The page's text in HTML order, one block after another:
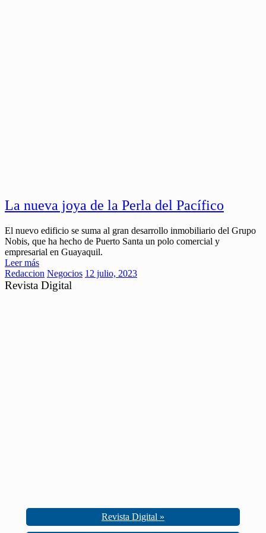
La nueva joya de la Perla del Pacífico
El nuevo edificio se suma al gran desarrollo inmobiliario del Grupo
Nobis, que ha hecho de Puerto Santa un polo comercial y
empresarial en Guayaquil.
Leer más
Redaccion Negocios 12 julio, 2023
Revista Digital
Revista Digital »